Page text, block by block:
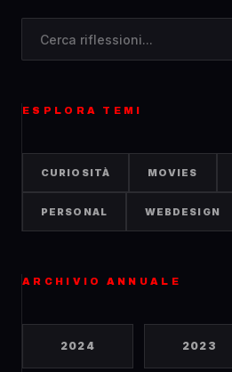
ESPLORA TEMI
CURIOSITÀ MOVIES
PERSONAL WEBDESIGN
ARCHIVIO ANNUALE
2024 2023